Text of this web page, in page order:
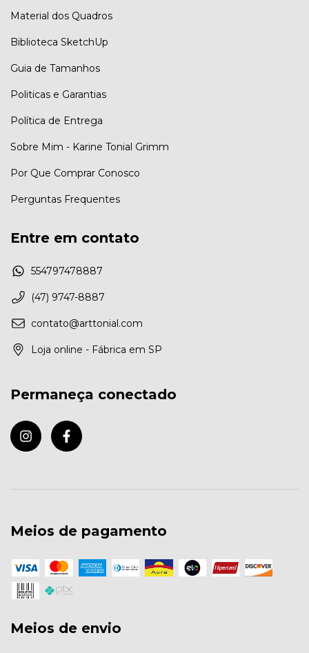
Material dos Quadros
Biblioteca SketchUp
Guia de Tamanhos
Politicas e Garantias
Política de Entrega
Sobre Mim - Karine Tonial Grimm
Por Que Comprar Conosco
Perguntas Frequentes
Entre em contato
554797478887
(47) 9747-8887
contato@arttonial.com
Loja online - Fábrica em SP
Permaneça conectado
Meios de pagamento
Meios de envio